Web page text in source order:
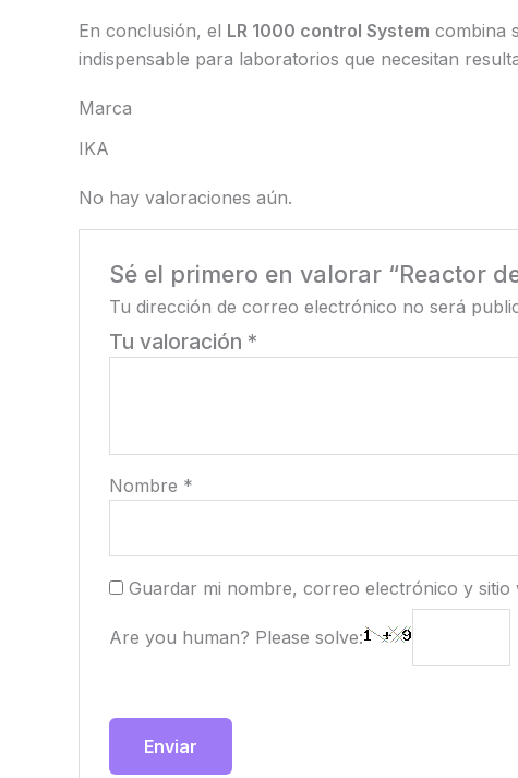
En conclusión, el LR 1000 control System combina
indispensable para laboratorios que necesitan
Marca
IKA
No hay valoraciones aún.
Sé el primero en valorar “Reactor
Tu dirección de correo electrónico no será
Tu valoración *
Nombre *
Guardar mi nombre, correo electrónico y
Are you human? Please solve: